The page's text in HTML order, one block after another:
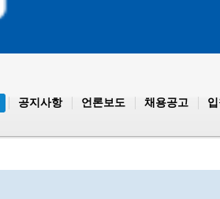
공지사항 언론보도 채용공고